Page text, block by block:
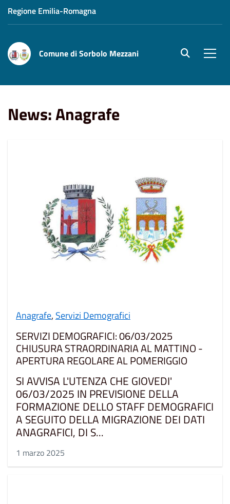
Regione Emilia-Romagna
Comune di Sorbolo Mezzani site.searc
News: Anagrafe
Anagrafe, Servizi Demografici
SERVIZI DEMOGRAFICI: 06/03/2025
CHIUSURA STRAORDINARIA AL MATTINO -
APERTURA REGOLARE AL POMERIGGIO
SI AVVISA L'UTENZA CHE GIOVEDI'
06/03/2025 IN PREVISIONE DELLA
FORMAZIONE DELLO STAFF DEMOGRAFICI
A SEGUITO DELLA MIGRAZIONE DEI DATI
ANAGRAFICI, DI S...
1 marzo 2025